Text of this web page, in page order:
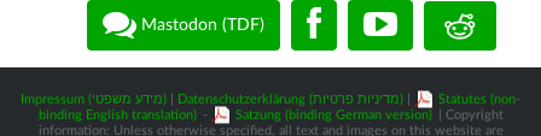
Mastodon (TDF)
Impressum (מידע משפטי) Datenschutzerklärung (מדיניות פרטיות)
Statutes (non-
binding English translation) - Satzung (binding German version)
| Copyright
information: Unless otherwise specified, all text and images on this website are